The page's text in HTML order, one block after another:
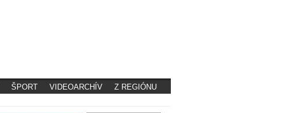
ŠPORT VIDEOARCHÍV Z REGIÓNU